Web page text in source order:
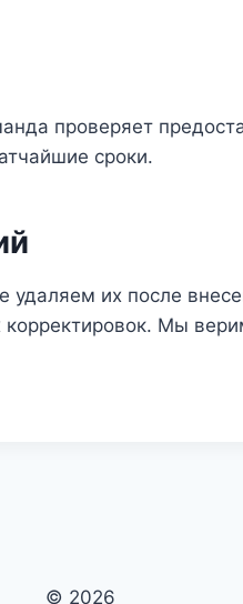
проверяет
сроки.
их после
Мы
© 2026